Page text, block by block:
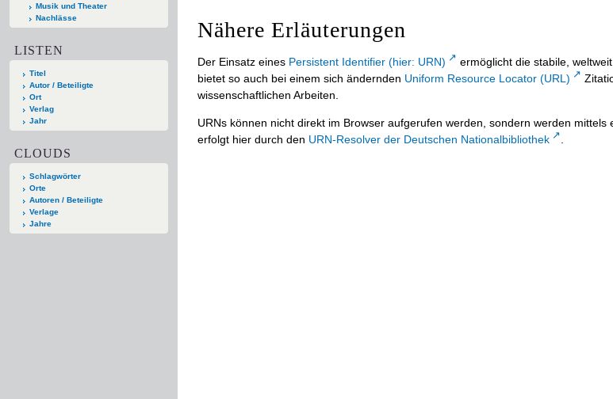
Musik und Theater
Nachlässe
LISTEN
Titel
Autor / Beteiligte
Ort
Verlag
Jahr
CLOUDS
Schlagwörter
Orte
Autoren / Beteiligte
Verlage
Jahre
Nähere Erläuterungen
Der Einsatz eines Persistent Identifier (hier: URN)
ermöglicht die stabile,
bietet so auch bei einem sich ändernden Uniform Resource Locator (URL)
wissenschaftlichen Arbeiten.
URNs können nicht direkt im Browser aufgerufen werden, sondern werden
erfolgt hier durch den URN-Resolver der Deutschen Nationalbibliothek